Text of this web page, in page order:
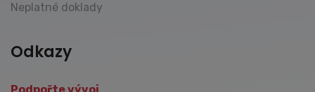
Neplatné doklady
Odkazy